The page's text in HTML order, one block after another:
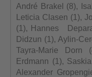
André Brakel (8),
Leticia Clasen (1),
(1), Hannes
Didzun (1), Aylin-
Tayra-Marie Dorn
Erdmann (1),
Alexander